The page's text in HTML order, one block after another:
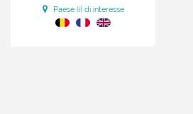
Paese (i) di interesse